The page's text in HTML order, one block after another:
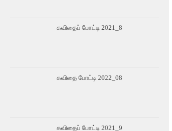
கவிதைப் போட்டி 2021_8
கவிதை போட்டி 2022_08
கவிதைப் போட்டி 2021_9